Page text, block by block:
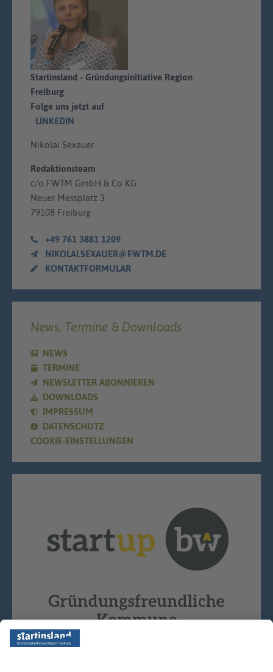
Startinsland - Gründungsinitiative Region
Freiburg
Folge uns jetzt auf
LINKEDIN
Nikolai Sexauer
Redaktionsteam
c/o FWTM GmbH & Co KG
Neuer Messplatz 3
79108 Freiburg
+49 761 3881 1209
NIKOLAI.SEXAUER@FWTM.DE
KONTAKTFORMULAR
News, Termine & Downloads
NEWS
TERMINE
NEWSLETTER ABONNIEREN
DOWNLOADS
IMPRESSUM
DATENSCHUTZ
COOKIE-EINSTELLUNGEN